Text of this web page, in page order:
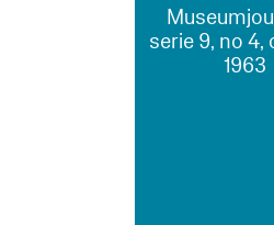
serie 9, no
1963